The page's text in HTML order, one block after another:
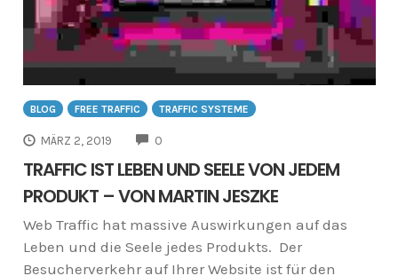
BLOG FREE TRAFFIC TRAFFIC SYSTEME
MÄRZ 2, 2019 0
TRAFFIC IST LEBEN UND SEELE VON JEDEM
PRODUKT – VON MARTIN JESZKE
Web Traffic hat massive Auswirkungen auf das
Leben und die Seele jedes Produkts. Der
Besucherverkehr auf Ihrer Website ist für den